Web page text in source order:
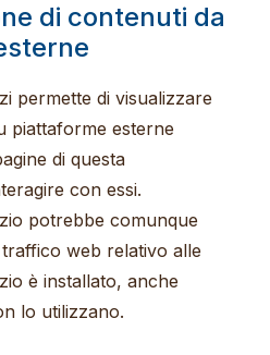
di contenuti da
permette di visualizzare
piattaforme esterne
di questa
con essi.
potrebbe comunque
web relativo alle
è installato, anche
lo utilizzano.